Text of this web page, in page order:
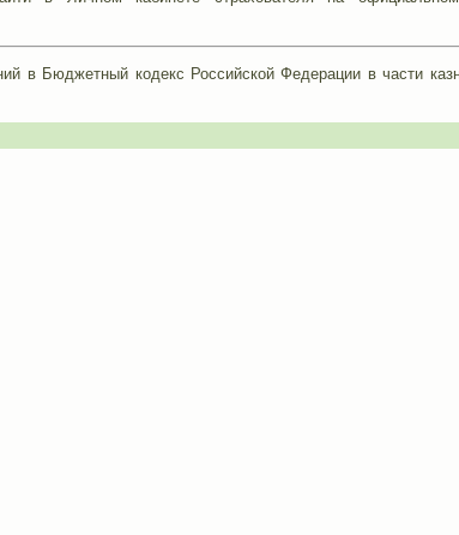
в Бюджетный кодекс Российской Федерации в части